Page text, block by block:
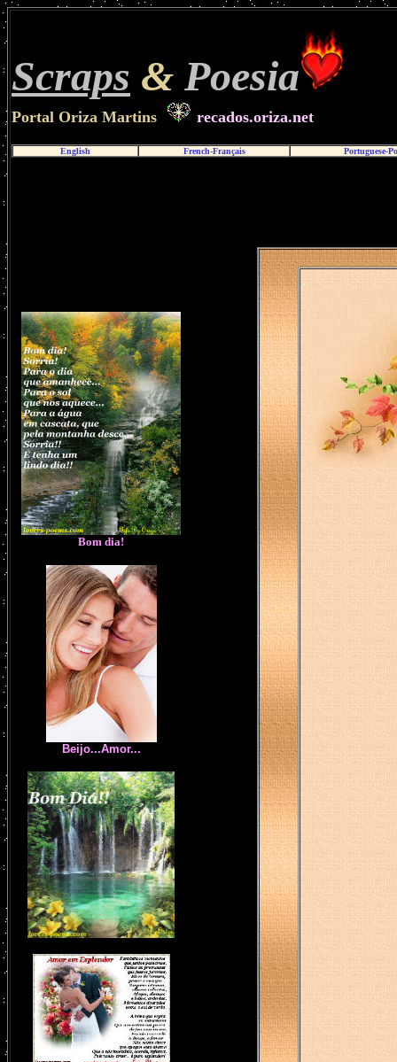
Scraps & Poesia
Portal Oriza Martins recados.oriza.net
English French-Français Portuguese-
Bom dia!
Beijo...Amor...
.